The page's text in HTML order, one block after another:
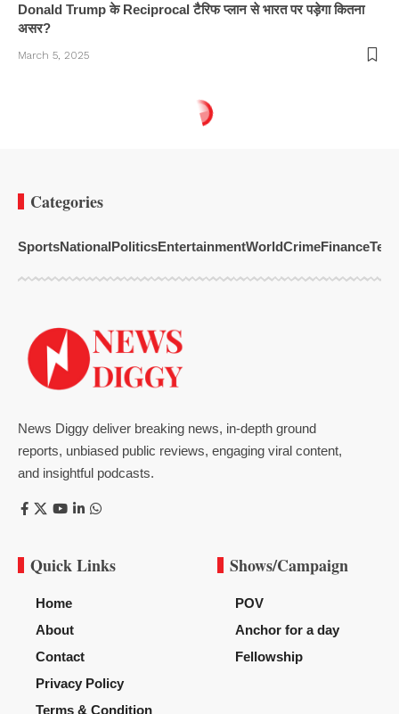
Donald Trump के Reciprocal टैरिफ प्लान से भारत पर पड़ेगा कितना
असर?
March 5, 2025
Categories
SportsNationalPoliticsEntertainmentWorldCrimeFinance
News Diggy deliver breaking news, in-depth ground
reports, unbiased public reviews, engaging viral content,
and insightful podcasts.
Quick Links
Home
About
Contact
Privacy Policy
Terms & Condition
Shows/Campaign
POV
Anchor for a day
Fellowship